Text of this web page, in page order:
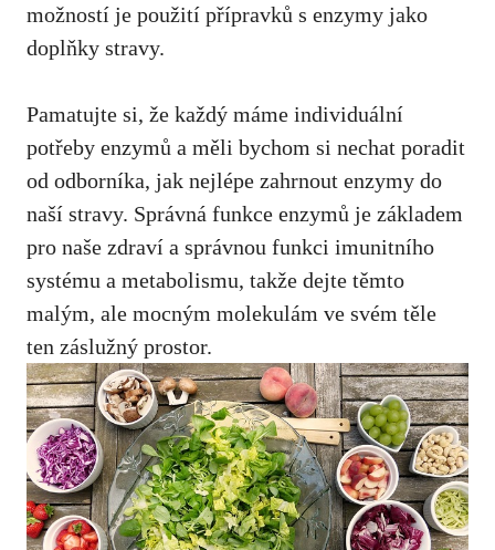
možností je použití přípravků s enzymy jako
doplňky stravy.
Pamatujte si, že každý máme individuální
potřeby enzymů a měli bychom si nechat poradit
od odborníka, jak nejlépe zahrnout enzymy do
naší stravy. Správná funkce enzymů je základem
pro naše zdraví a správnou funkci imunitního
systému a metabolismu, takže dejte těmto
malým, ale mocným molekulám ve svém těle
ten záslužný prostor.